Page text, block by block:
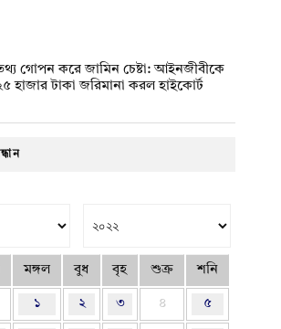
গোপন করে জামিন চেষ্টা: আইনজীবীকে
হাজার টাকা জরিমানা করল হাইকোর্ট
মঙ্গল বুধ বৃহ শুক্র শনি
১ ২ ৩ ৪ ৫